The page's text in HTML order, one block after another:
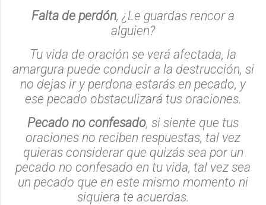
Falta de perdón, ¿Le guardas rencor a
alguien?
Tu vida de oración se verá afectada, la
amargura puede conducir a la destrucción, si
no dejas ir y perdona estarás en pecado, y
ese pecado obstaculizará tus oraciones.
Pecado no confesado, si siente que tus
oraciones no reciben respuestas, tal vez
quieras considerar que quizás sea por un
pecado no confesado en tu vida, tal vez sea
un pecado que en este mismo momento ni
siquiera te acuerdas.